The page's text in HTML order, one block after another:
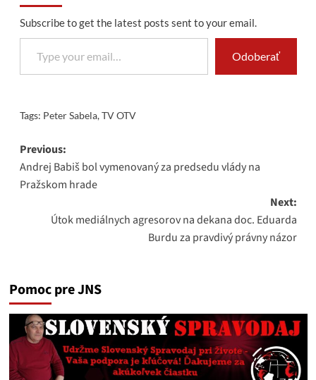
Subscribe to get the latest posts sent to your email.
Type your email…
Odoberať
Tags: Peter Sabela,TV OTV
Post
navigation
Previous:
Andrej Babiš bol vymenovaný za predsedu vlády na
Pražskom hrade
Next:
Útok mediálnych agresorov na dekana doc. Eduarda
Burdu za pravdivý právny názor
Pomoc pre JNS